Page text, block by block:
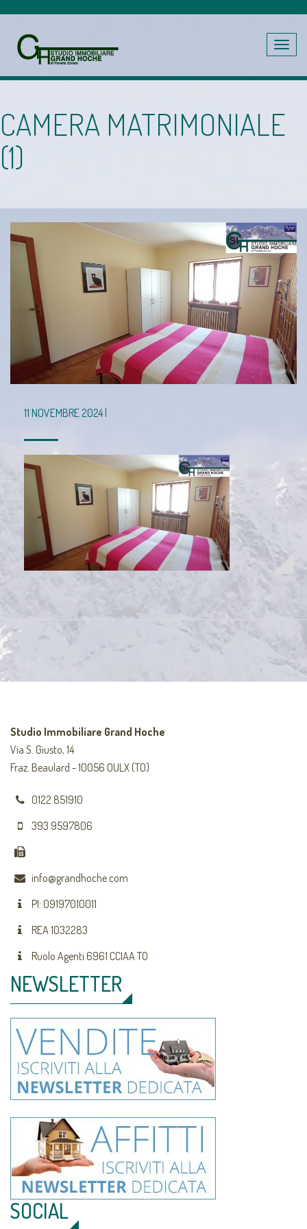
Toggle
CAMERA MATRIMONIALE
(1)
11 NOVEMBRE 2024 |
Studio Immobiliare Grand Hoche
Via S. Giusto, 14
Fraz. Beaulard - 10056 OULX (TO)
0122 851910
393 9597806
info@grandhoche.com
PI: 09197010011
REA 1032283
Ruolo Agenti 6961 CCIAA TO
NEWSLETTER
SOCIAL